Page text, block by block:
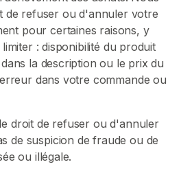
de refuser ou d'annuler votre
pour certaines raisons, y
: disponibilité du produit
la description ou le prix du
dans votre commande ou
droit de refuser ou d'annuler
de suspicion de fraude ou de
ou illégale.